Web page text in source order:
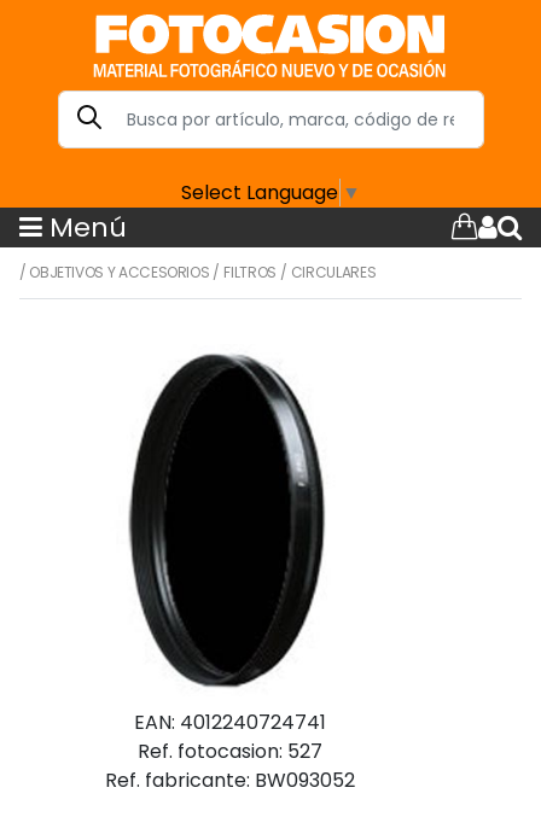
Select Language ▼
Menú
/ OBJETIVOS Y ACCESORIOS / FILTROS / CIRCULARES
EAN: 4012240724741
Ref. fotocasion: 527
Ref. fabricante: BW093052